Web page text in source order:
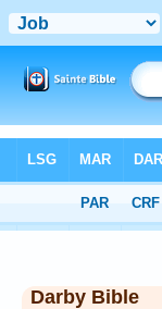
Darby Bible